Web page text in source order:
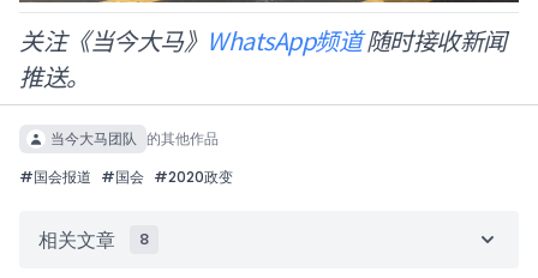
关注《当今大马》 WhatsApp频道随时接收新闻
推送。
当今大马团队 的其他作品
#国会报道 #国会 #2020政变
相关文章 8